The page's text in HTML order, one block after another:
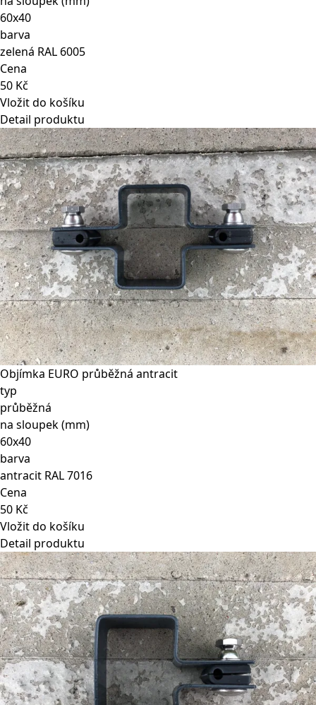
60x40
barva
zelená RAL 6005
Cena
50 Kč
Vložit do košíku
Detail produktu
Objímka EURO průběžná antracit
typ
průběžná
na sloupek (mm)
60x40
barva
antracit RAL 7016
Cena
50 Kč
Vložit do košíku
Detail produktu